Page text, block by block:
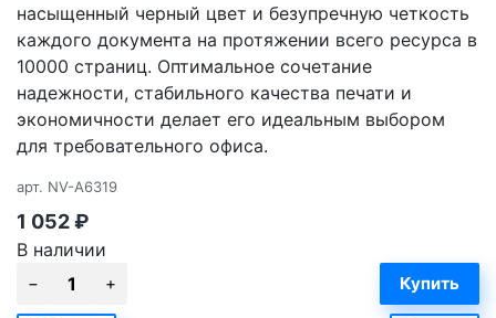
насыщенный черный цвет и безупречную четкость
каждого документа на протяжении всего ресурса в
10000 страниц. Оптимальное сочетание
надежности, стабильного качества печати и
экономичности делает его идеальным выбором
для требовательного офиса.
арт. NV-A6319
1 052₽
В наличии